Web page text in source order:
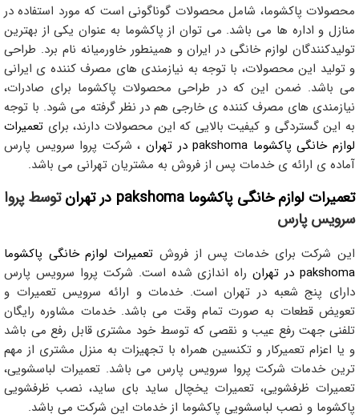
محصولات پاکشوما، شامل محصولات گوناگونی است که مورد استفاده در
منازل و اداره ها می باشد. می توان از پاکشوما به عنوان یکی از بهترین
تولیدکنندگان لوازم خانگی در ایران و همینطور خاورمیانه نام برد. طراحی
و تولید این محصولات، با توجه به نیازمندی های مصرف کننده ی ایرانی
می باشد. ضمن این که در طراحی محصولات پاکشوما برای صادرات،
نیازمندی های مصرف کننده ی خارجی هم در نظر گرفته می شود. با توجه
به این گستردگی و کیفیت بالایی که این محصولات دارند، برای تعمیرات
لوازم خانگی پاکشوما pakshoma در تهران
، شرکت پروا سرویس پارس
آماده ی ارائه ی خدمات پس از فروش به مشتریان تهرانی می باشد.
تعمیرات لوازم خانگی پاکشوما pakshoma در تهران
توسط پروا
سرویس پارس
این شرکت برای خدمات پس از فروش تعمیرات لوازم خانگی پاکشوما
pakshoma در تهران
راه اندازی شده است. شرکت پروا سرویس پارس
دارای پنج شعبه در تهران است. خدمات و ارائه سرویس تعمیرات و
تعویض قطعات به صورت تمام وقت می باشد. خدمات مشاوره رایگان
تلفنی جهت رفع عیب و نقصی که توسط خود مشتری قابل رفع می باشد
و یا اعزام تعمیرکار و تکنسین همراه با تجهیزات به منزل مشتری از مهم
ترین خدمات شرکت پروا سرویس پارس می باشد. تعمیرات لباسشویی،
تعمیرات ظرفشویی، تعمیرات یخچال ساید بای ساید، نصب ظرفشویی
پاکشوما و نصب لباسشویی پاکشوما از خدمات این شرکت می باشد.